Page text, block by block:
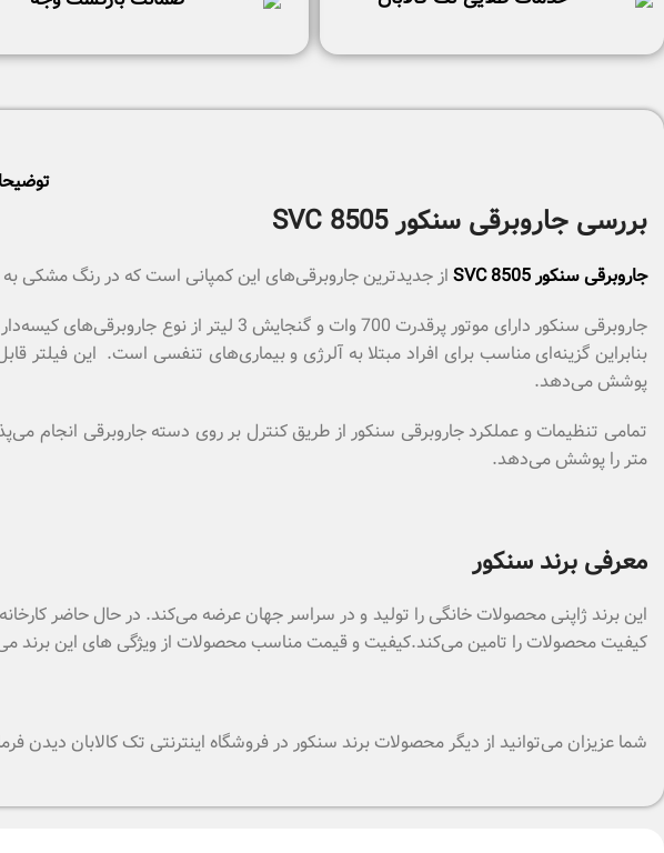
بررسی جاروبرقی سنکور SVC 8505
جاروبرقی سنکور SVC 8505
از جدیدترین جاروبرقی‌های این کمپانی است که در رنگ مشکی به
پوشش می‌دهد.
متر را پوشش می‌دهد.
معرفی برند سنکور
این برند ژاپنی محصولات خانگی را تولید و در سراسر جهان عرضه می‌کند. در حال حاضر
کیفیت محصولات را تامین می‌کند.کیفیت و قیمت مناسب محصولات از ویژگی های این برند
شما عزیزان می‌توانید از دیگر محصولات برند سنکور درفروشگاه اینترنتی تک کالابان دیدن